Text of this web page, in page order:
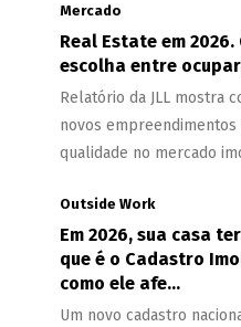
Mercado
Real Estate em
escolha entre
Relatório da JLL mostra
novos
qualidade no mercado
Outside Work
Em 2026, sua casa
que é o Cadastro
como ele afe...
Um novo cadastro